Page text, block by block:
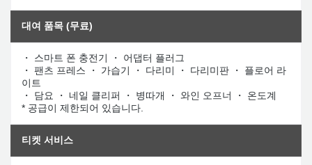
대여 품목 (무료)
・ 스마트 폰 충전기 ・ 어댑터 플러그
・ 팬츠 프레스 ・ 가습기 ・ 다리미 ・ 다리미판 ・ 플로어 라
이트
・ 담요 ・ 네일 클리퍼 ・ 병따개 ・ 와인 오프너 ・ 온도계
* 공급이 제한되어 있습니다.
티켓 서비스